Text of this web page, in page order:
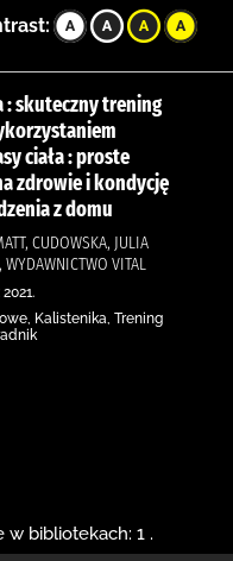
skuteczny trening
ciała : proste
zdrowie i kondycję
z domu
CUDOWSKA, JULIA
WYDAWNICTWO VITAL
Kalistenika, Trening
w bibliotekach: 1 .